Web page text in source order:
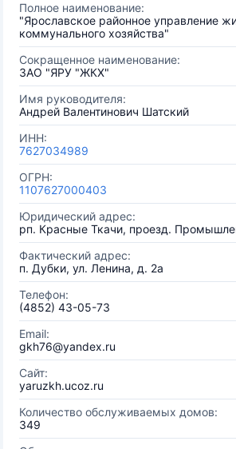
Полное наименование:
"Ярославское районное управление
коммунального хозяйства"
Сокращенное наименование:
ЗАО "ЯРУ "ЖКХ"
Имя руководителя:
Андрей Валентинович Шатский
ИНН:
7627034989
ОГРН:
1107627000403
Юридический адрес:
рп. Красные Ткачи, проезд.
Фактический адрес:
п. Дубки, ул. Ленина, д. 2а
Телефон:
(4852) 43-05-73
Email:
gkh76@yandex.ru
Сайт:
yaruzkh.ucoz.ru
Количество обслуживаемых домов:
349